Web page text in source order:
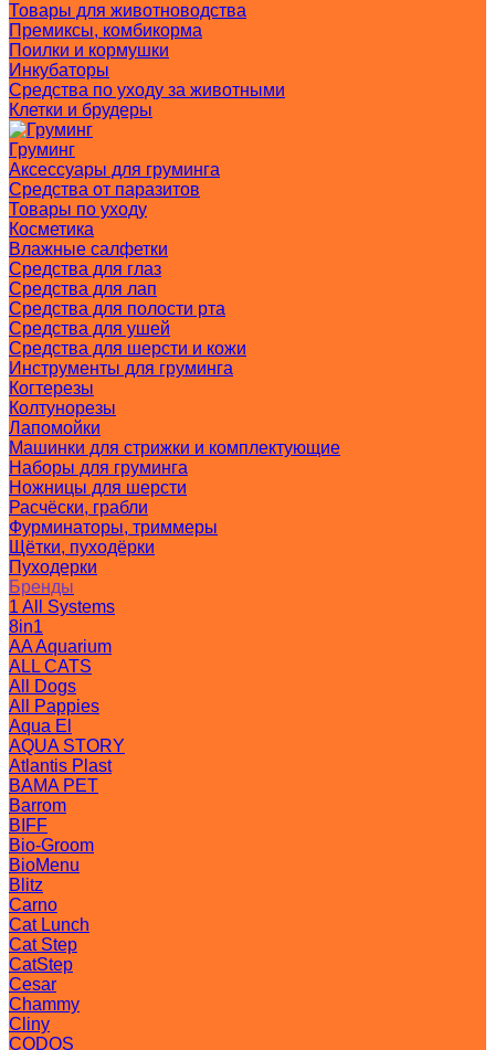
Товары для животноводства
Премиксы, комбикорма
Поилки и кормушки
Инкубаторы
Средства по уходу за животными
Клетки и брудеры
Груминг
Аксессуары для груминга
Средства от паразитов
Товары по уходу
Косметика
Влажные салфетки
Средства для глаз
Средства для лап
Средства для полости рта
Средства для ушей
Средства для шерсти и кожи
Инструменты для груминга
Когтерезы
Колтунорезы
Лапомойки
Машинки для стрижки и комплектующие
Наборы для груминга
Ножницы для шерсти
Расчёски, грабли
Фурминаторы, триммеры
Щётки, пуходёрки
Пуходерки
Бренды
1 All Systems
8in1
AA Aquarium
ALL CATS
All Dogs
All Pappies
Aqua El
AQUA STORY
Atlantis Plast
BAMA PET
Barrom
BIFF
Bio-Groom
BioMenu
Blitz
Carno
Cat Lunch
Cat Step
CatStep
Cesar
Chammy
Cliny
CODOS